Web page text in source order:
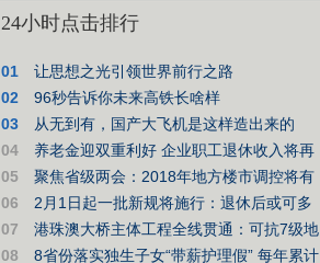
24小时点击排行
01
让思想之光引领世界前行之路
02
96秒告诉你未来高铁长啥样
03
从无到有，国产大飞机是这样造出来的
04
养老金迎双重利好 企业职工退休收入将再
上台阶
05
聚焦省级两会：2018年地方楼市调控将有
这些变化
06
2月1日起一批新规将施行：退休后或可多
领一份收入
07
港珠澳大桥主体工程全线贯通：可抗7级地
震 寿命120年
08
8省份落实独生子女“带薪护理假” 每年累计